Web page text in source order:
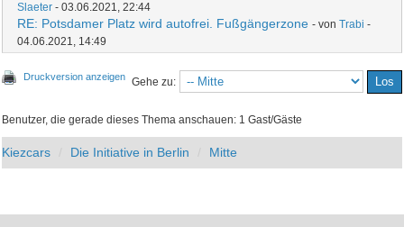
Slaeter - 03.06.2021, 22:44
RE: Potsdamer Platz wird autofrei. Fußgängerzone - vonTrabi -
04.06.2021, 14:49
Druckversion anzeigen Gehe zu:
Benutzer, die gerade dieses Thema anschauen: 1 Gast/Gäste
Kiezcars Die Initiative in Berlin Mitte